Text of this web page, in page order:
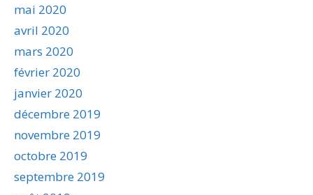
mai 2020
avril 2020
mars 2020
février 2020
janvier 2020
décembre 2019
novembre 2019
octobre 2019
septembre 2019